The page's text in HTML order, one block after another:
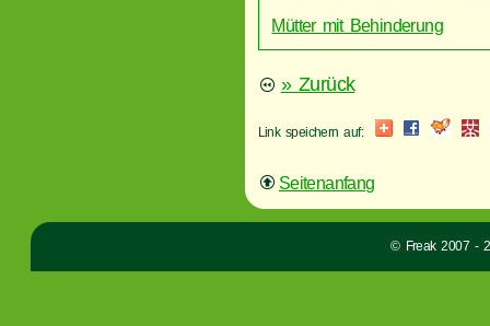
Mütter mit Behinderung
» Zurück
Link speichern auf:
Seitenanfang
© Freak 2007 -